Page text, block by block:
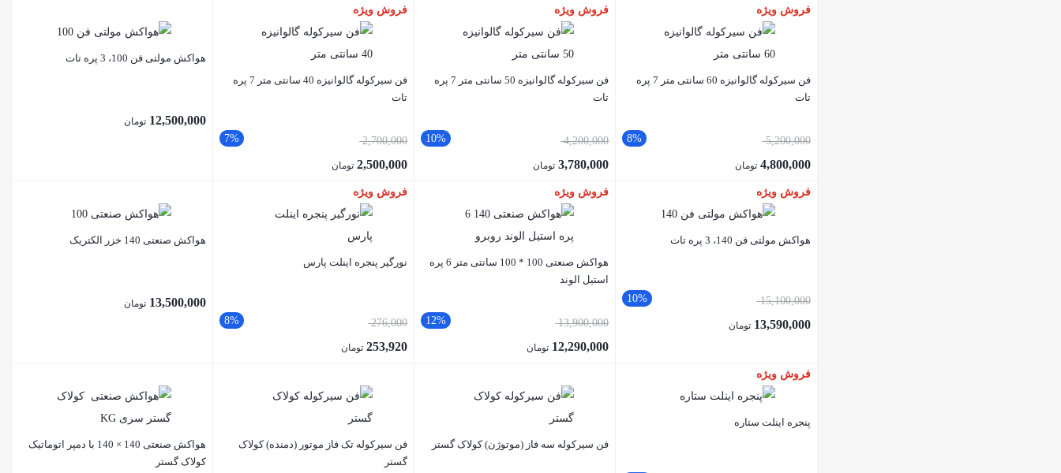
فروش ویژه
فن سیرکوله گالوانیزه 60 سانتی متر 7 پره
تات
8% 5,200,000
4,800,000 تومان
فروش ویژه
فن سیرکوله گالوانیزه 50 سانتی متر 7 پره
تات
10% 4,200,000
3,780,000 تومان
فروش ویژه
فن سیرکوله گالوانیزه 40 سانتی متر 7 پره
تات
7% 2,700,000
2,500,000 تومان
هواکش مولتی فن 100، 3 پره تات
12,500,000 تومان
فروش ویژه
هواکش مولتی فن 140، 3 پره تات
10% 15,100,000
13,590,000 تومان
فروش ویژه
هواکش صنعتی 100 * 100 سانتی متر 6 پره
استیل الوند
12% 13,900,000
12,290,000 تومان
فروش ویژه
نورگیر پنجره اینلت پارس
8% 276,000
253,920 تومان
هواکش صنعتی 140 خزر الکتریک
13,500,000 تومان
فروش ویژه
پنجره اینلت ستاره
فن سیرکوله سه فاز (موتوژن) کولاک گستر
فن سیرکوله تک فاز موتور (دمنده) کولاک
گستر
هواکش صنعتی 140 × 140 با دمپر اتوماتیک
کولاک گستر